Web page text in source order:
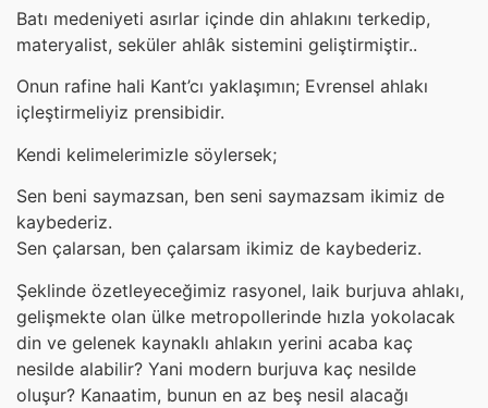
Batı medeniyeti asırlar içinde din ahlakını terkedip,
materyalist, seküler ahlâk sistemini geliştirmiştir..
Onun rafine hali Kant’cı yaklaşımın; Evrensel ahlakı
içleştirmeliyiz prensibidir.
Kendi kelimelerimizle söylersek;
Sen beni saymazsan, ben seni saymazsam ikimiz de
kaybederiz.
Sen çalarsan, ben çalarsam ikimiz de kaybederiz.
Şeklinde özetleyeceğimiz rasyonel, laik burjuva ahlakı,
gelişmekte olan ülke metropollerinde hızla yokolacak
din ve gelenek kaynaklı ahlakın yerini acaba kaç
nesilde alabilir? Yani modern burjuva kaç nesilde
oluşur? Kanaatim, bunun en az beş nesil alacağı